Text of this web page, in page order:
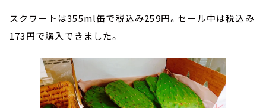
スクワートは355ml缶で税込み259円。セール中は税込み
173円で購入できました。